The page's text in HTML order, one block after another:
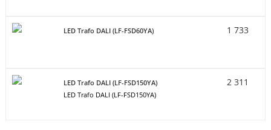
LED Trafo DALI (LF-FSD60YA) 1 733
LED Trafo DALI (LF-FSD150YA)
LED Trafo DALI (LF-FSD150YA)
2 311